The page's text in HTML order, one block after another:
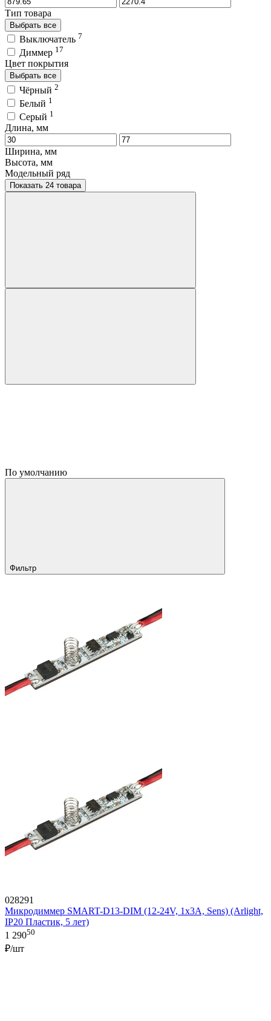
Тип товара
Выбрать все
Выключатель 7
Диммер 17
Цвет покрытия
Выбрать все
Чёрный 2
Белый 1
Серый 1
Длина, мм
Ширина, мм
Высота, мм
Модельный ряд
Показать 24 товара
По умолчанию
Фильтр
028291
Микродиммер SMART-D13-DIM (12-24V, 1x3A, Sens) (Arlight,
IP20 Пластик, 5 лет)
1 29050
₽/шт